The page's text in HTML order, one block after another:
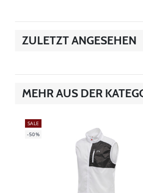
ZULETZT ANGESEHEN
MEHR AUS DER
SALE
-50%